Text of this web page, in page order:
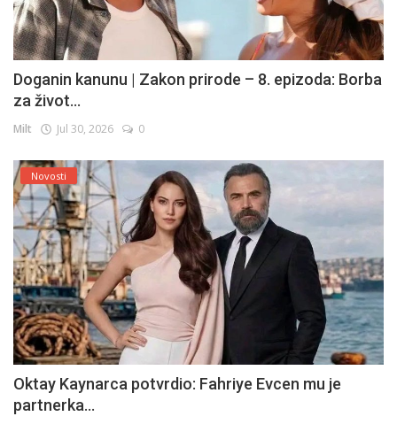
Doganin kanunu | Zakon prirode – 8. epizoda: Borba
za život...
Milt Jul 30, 2026 0
Novosti
Oktay Kaynarca potvrdio: Fahriye Evcen mu je
partnerka...